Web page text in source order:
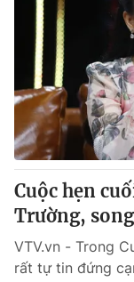
Cuộc hẹn
Trường,
VTV.vn - Trong
rất tự tin đứng